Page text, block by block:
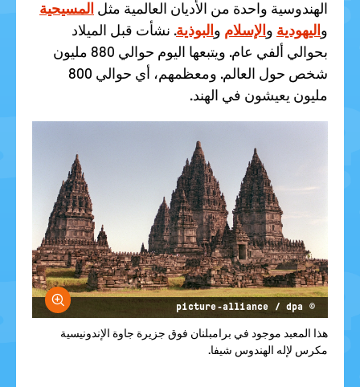
الهندوسية واحدة من الأديان العالمية مثل المسيحية
و اليهودية و الإسلام و البوذية. نشأت قبل الميلاد
بحوالي ألفي عام. ويتبعها اليوم حوالي 880 مليون
شخص حول العالم. ومعظمهم، أي حوالي 800
مليون يعيشون في الهند.
© picture-alliance / dpa
هذا المعبد موجود في برامبلنان فوق جزيرة جاوة الإندونيسية
مكرس لإله الهندوس شيفا.